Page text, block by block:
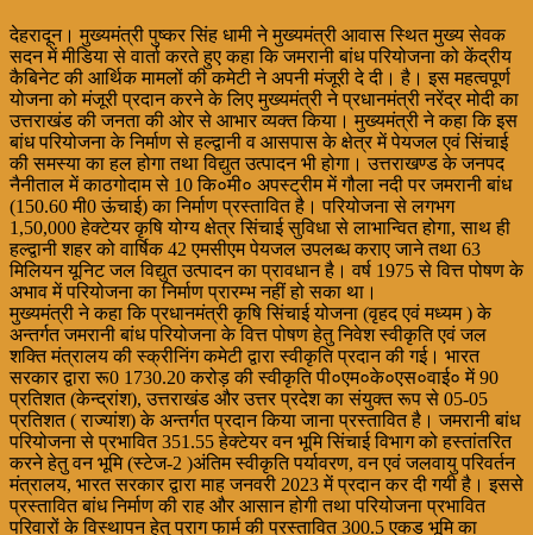
देहरादून। मुख्यमंत्री पुष्कर सिंह धामी ने मुख्यमंत्री आवास स्थित मुख्य सेवक
सदन में मीडिया से वार्ता करते हुए कहा कि जमरानी बांध परियोजना को केंद्रीय
कैबिनेट की आर्थिक मामलों की कमेटी ने अपनी मंजूरी दे दी। है। इस महत्वपूर्ण
योजना को मंजूरी प्रदान करने के लिए मुख्यमंत्री ने प्रधानमंत्री नरेंद्र मोदी का
उत्तराखंड की जनता की ओर से आभार व्यक्त किया। मुख्यमंत्री ने कहा कि इस
बांध परियोजना के निर्माण से हल्द्वानी व आसपास के क्षेत्र में पेयजल एवं सिंचाई
की समस्या का हल होगा तथा विद्युत उत्पादन भी होगा। उत्तराखण्ड के जनपद
नैनीताल में काठगोदाम से 10 कि०मी० अपस्ट्रीम में गौला नदी पर जमरानी बांध
(150.60 मी0 ऊंचाई) का निर्माण प्रस्तावित है। परियोजना से लगभग
1,50,000 हेक्टेयर कृषि योग्य क्षेत्र सिंचाई सुविधा से लाभान्वित होगा, साथ ही
हल्द्वानी शहर को वार्षिक 42 एमसीएम पेयजल उपलब्ध कराए जाने तथा 63
मिलियन यूनिट जल विद्युत उत्पादन का प्रावधान है। वर्ष 1975 से वित्त पोषण के
अभाव में परियोजना का निर्माण प्रारम्भ नहीं हो सका था।
मुख्यमंत्री ने कहा कि प्रधानमंत्री कृषि सिंचाई योजना (वृहद एवं मध्यम ) के
अन्तर्गत जमरानी बांध परियोजना के वित्त पोषण हेतु निवेश स्वीकृति एवं जल
शक्ति मंत्रालय की स्क्रीनिंग कमेटी द्वारा स्वीकृति प्रदान की गई। भारत
सरकार द्वारा रू0 1730.20 करोड़ की स्वीकृति पी०एम०के०एस०वाई० में 90
प्रतिशत (केन्द्रांश), उत्तराखंड और उत्तर प्रदेश का संयुक्त रूप से 05-05
प्रतिशत ( राज्यांश) के अन्तर्गत प्रदान किया जाना प्रस्तावित है। जमरानी बांध
परियोजना से प्रभावित 351.55 हेक्टेयर वन भूमि सिंचाई विभाग को हस्तांतरित
करने हेतु वन भूमि (स्टेज-2 )अंतिम स्वीकृति पर्यावरण, वन एवं जलवायु परिवर्तन
मंत्रालय, भारत सरकार द्वारा माह जनवरी 2023 में प्रदान कर दी गयी है। इससे
प्रस्तावित बांध निर्माण की राह और आसान होगी तथा परियोजना प्रभावित
परिवारों के विस्थापन हेतु प्राग फार्म की प्रस्तावित 300.5 एकड भूमि का